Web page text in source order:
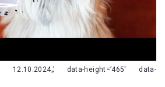
data-height=’465′ data-